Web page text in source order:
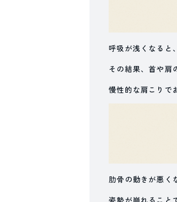
呼吸が浅くなると
その結果、首や肩
慢性的な肩こりで
肋骨の動きが悪く
姿勢が崩れること